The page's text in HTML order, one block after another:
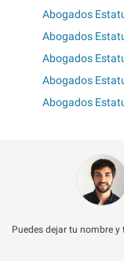
Abogados
Abogados
Abogados
Abogados
Abogados
Puedes dejar tu nombre